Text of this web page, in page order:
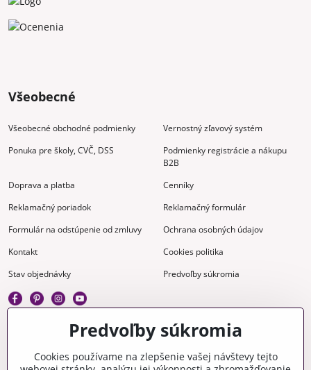
Všeobecné
Všeobecné obchodné podmienky
Vernostný zľavový systém
Ponuka pre školy, CVČ, DSS
Podmienky registrácie a nákupu
B2B
Doprava a platba
Cenníky
Reklamačný poriadok
Reklamačný formulár
Formulár na odstúpenie od zmluvy
Ochrana osobných údajov
Kontakt
Cookies politika
Stav objednávky
Predvoľby súkromia
Predvoľby súkromia
Cookies používame na zlepšenie vašej návštevy tejto